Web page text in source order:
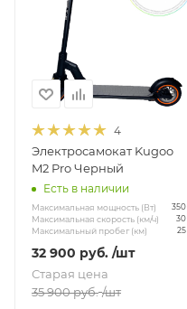
4
Электросамокат Kugoo
M2 Pro Черный
Есть в наличии
Максимальная мощность (Вт) 350
Максимальная скорость (км/ч) 30
Максимальный пробег (км) 25
32 900 руб. /шт
Старая цена
35 900руб. /шт